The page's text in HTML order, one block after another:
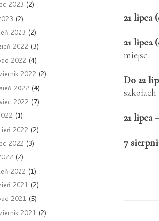
21 lipca
21 lipca
miejsc
Do 22
21 lipca
7
2023 (2)
(2)
2023 (2)
2022 (3)
2022 (4)
2022 (2)
2022 (4)
2022 (7)
(1)
2022 (2)
2022 (3)
(2)
2022 (1)
2021 (2)
2021 (5)
2021 (2)